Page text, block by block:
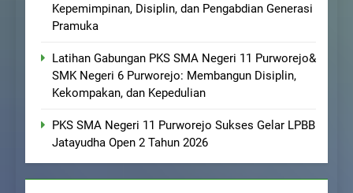
Kepemimpinan, Disiplin, dan Pengabdian Generasi
Pramuka
Latihan Gabungan PKS SMA Negeri 11 Purworejo&
SMK Negeri 6 Purworejo: Membangun Disiplin,
Kekompakan, dan Kepedulian
PKS SMA Negeri 11 Purworejo Sukses Gelar LPBB
Jatayudha Open 2 Tahun 2026